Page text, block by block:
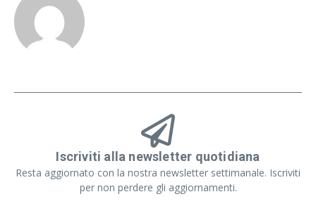
Iscriviti alla newsletter quotidiana
Resta aggiornato con la nostra newsletter settimanale. Iscriviti
per non perdere gli aggiornamenti.